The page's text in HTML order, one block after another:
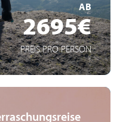
AB
2695€
PREIS PRO PERSON